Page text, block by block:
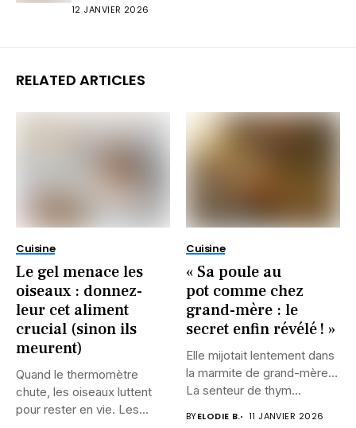
12 JANVIER 2026
RELATED ARTICLES
Cuisine
Le gel menace les
oiseaux : donnez-
leur cet aliment
crucial (sinon ils
meurent)
Quand le thermomètre
chute, les oiseaux luttent
pour rester en vie. Les...
Cuisine
« Sa poule au
pot comme chez
grand-mère : le
secret enfin révélé ! »
Elle mijotait lentement dans
la marmite de grand-mère…
La senteur de thym...
BYELODIE B. 11 JANVIER 2026